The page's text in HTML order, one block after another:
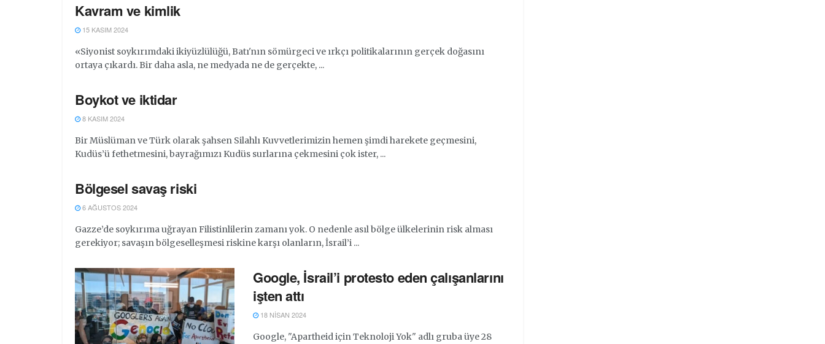
Kavram ve kimlik
15 KASIM 2024
«Siyonist soykırımdaki ikiyüzlülüğü, Batı'nın sömürgeci ve ırkçı politikalarının gerçek doğasını
ortaya çıkardı. Bir daha asla, ne medyada ne de gerçekte, ...
Boykot ve iktidar
8 KASIM 2024
Bir Müslüman ve Türk olarak şahsen Silahlı Kuvvetlerimizin hemen şimdi harekete geçmesini,
Kudüs’ü fethetmesini, bayrağımızı Kudüs surlarına çekmesini çok ister, ...
Bölgesel savaş riski
6 AĞUSTOS 2024
Gazze’de soykırıma uğrayan Filistinlilerin zamanı yok. O nedenle asıl bölge ülkelerinin risk alması
gerekiyor; savaşın bölgeselleşmesi riskine karşı olanların, İsrail’i ...
Google, İsrail’i protesto eden çalışanlarını
işten attı
18 NISAN 2024
Google, "Apartheid için Teknoloji Yok" adlı gruba üye 28